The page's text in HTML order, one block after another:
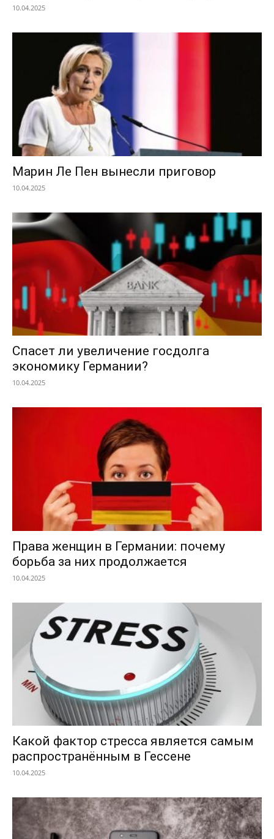
10.04.2025
Марин Ле Пен вынесли приговор
10.04.2025
Спасет ли увеличение госдолга
экономику Германии?
10.04.2025
Права женщин в Германии: почему
борьба за них продолжается
10.04.2025
Какой фактор стресса является самым
распространённым в Гессене
10.04.2025